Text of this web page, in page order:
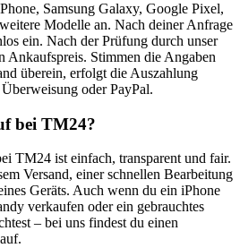
Samsung Galaxy, Google Pixel,
Modelle an. Nach deiner Anfrage
ein. Nach der Prüfung durch unser
Ankaufspreis. Stimmen die Angaben
überein, erfolgt die Auszahlung
oder PayPal.
bei TM24?
TM24 ist einfach, transparent und fair.
Versand, einer schnellen Bearbeitung
Geräts. Auch wenn du ein iPhone
verkaufen oder ein gebrauchtes
– bei uns findest du einen